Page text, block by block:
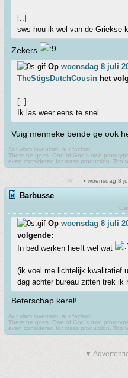
[..]
sws hou ik wel van de Griekse
Zekers
Op woensdag 8 juli
TheStigsDutchCousin het
[..]
Ik las weer eens te snel.
Vuig menneke bende ge ook
Aut viam inveniam, aut faciam
There he goes. One of God's own
even considered for mass production. Too
• woensdag 8
Barbusse
Op woensdag 8 juli
volgende:
In bed werken heeft wel wat
(ik voel me lichtelijk kwalitatief
dag achter bureau zitten trek ik
Beterschap kerel!
Aut viam inveniam, aut faciam
There he goes. One of God's own
even considered for mass production. Too
▼